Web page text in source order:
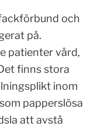
och
på.
patienter vård,
finns stora
inom
papperslösa
att avstå